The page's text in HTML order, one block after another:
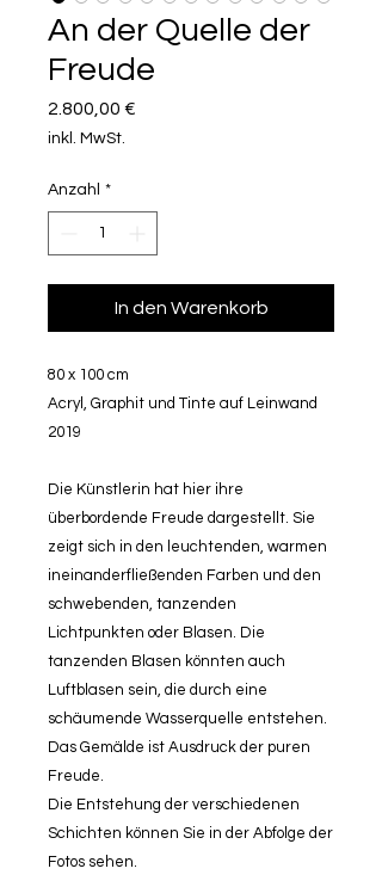
An der Quelle der
Freude
2.800,00 €
inkl. MwSt.
Anzahl *
In den Warenkorb
80 x 100 cm
Acryl, Graphit und Tinte auf Leinwand
2019
Die Künstlerin hat hier ihre
überbordende Freude dargestellt. Sie
zeigt sich in den leuchtenden, warmen
ineinanderfließenden Farben und den
schwebenden, tanzenden
Lichtpunkten oder Blasen. Die
tanzenden Blasen könnten auch
Luftblasen sein, die durch eine
schäumende Wasserquelle entstehen.
Das Gemälde ist Ausdruck der puren
Freude.
Die Entstehung der verschiedenen
Schichten können Sie in der Abfolge der
Fotos sehen.